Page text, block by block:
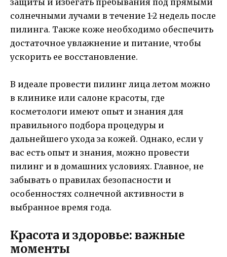
защиты и избегать пребывания под прямыми
солнечными лучами в течение 1-2 недель после
пилинга. Также коже необходимо обеспечить
достаточное увлажнение и питание, чтобы
ускорить ее восстановление.
В идеале провести пилинг лица летом можно
в клинике или салоне красоты, где
косметологи имеют опыт и знания для
правильного подбора процедуры и
дальнейшего ухода за кожей. Однако, если у
вас есть опыт и знания, можно провести
пилинг и в домашних условиях. Главное, не
забывать о правилах безопасности и
особенностях солнечной активности в
выбранное время года.
Красота и здоровье: важные
моменты